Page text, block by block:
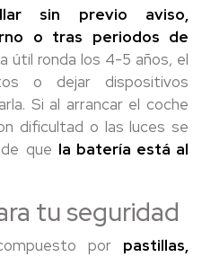
sin previo aviso,
o tras periodos de
útil ronda los 4-5 años, el
o dejar dispositivos
Si al arrancar el coche
dificultad o las luces se
que la batería está al
tu seguridad
por pastillas,